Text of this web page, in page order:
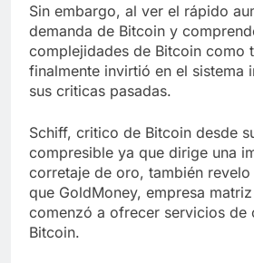
Sin embargo, al ver el rápido
demanda de Bitcoin y
complejidades de Bitcoin como
finalmente invirtió en el sistema
sus criticas pasadas.
Schiff, critico de Bitcoin desde
compresible ya que dirige una
corretaje de oro, también revelo
que GoldMoney, empresa
comenzó a ofrecer servicios de
Bitcoin.